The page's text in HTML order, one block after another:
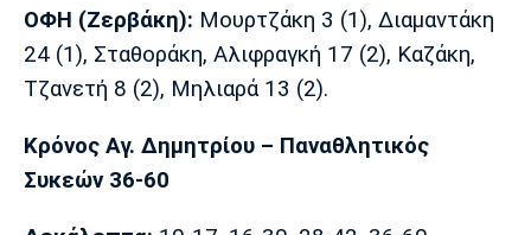
ΟΦΗ (Ζερβάκη): Μουρτζάκη 3 (1), Διαμαντάκη
24 (1), Σταθοράκη, Αλιφραγκή 17 (2), Καζάκη,
Τζανετή 8 (2), Μηλιαρά 13 (2).
Κρόνος Αγ. Δημητρίου – Παναθλητικός
Συκεών 36-60